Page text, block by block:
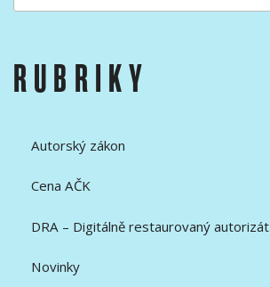
RUBRIKY
Autorský zákon
Cena AČK
DRA – Digitálně restaurovaný autorizát
Novinky